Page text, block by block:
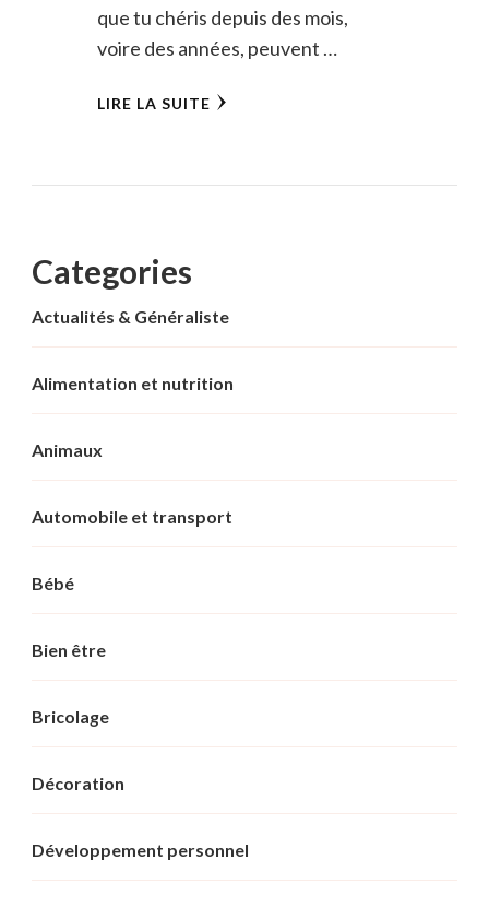
que tu chéris depuis des mois,
voire des années, peuvent …
LIRE LA SUITE
Categories
Actualités & Généraliste
Alimentation et nutrition
Animaux
Automobile et transport
Bébé
Bien être
Bricolage
Décoration
Développement personnel